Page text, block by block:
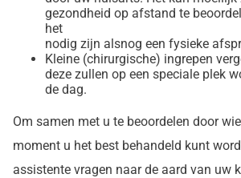
gezondheid op afstand te
het
nodig zijn alsnog een fysieke
Kleine (chirurgische) ingrepen
deze zullen op een speciale plek
de dag.
Om samen met u te beoordelen door
moment u het best behandeld kunt
assistente vragen naar de aard van uw